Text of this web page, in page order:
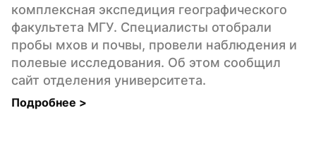
комплексная экспедиция географического
факультета МГУ. Специалисты отобрали
пробы мхов и почвы, провели наблюдения и
полевые исследования. Об этом сообщил
сайт отделения университета.
Подробнее >